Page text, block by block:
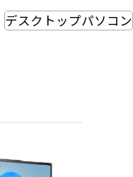
デスクトップパソコン